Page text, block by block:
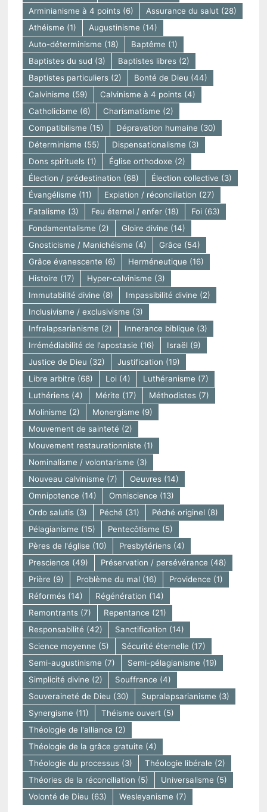
Arminianisme à 4 points(6) Assurance du salut (28)
Athéisme (1) Augustinisme (14)
Auto-déterminisme (18) Baptême (1)
Baptistes du sud (3) Baptistes libres(2)
Baptistes particuliers(2) Bonté de Dieu (44)
Calvinisme (59) Calvinisme à 4 points(4)
Catholicisme (6) Charismatisme (2)
Compatibilisme (15) Dépravation humaine (30)
Déterminisme (55) Dispensationalisme (3)
Dons spirituels(1) Église orthodoxe (2)
Élection / prédestination (68) Élection collective (3)
Évangélisme (11) Expiation / réconciliation (27)
Fatalisme (3) Feu éternel / enfer(18) Foi(63)
Fondamentalisme (2) Gloire divine (14)
Gnosticisme / Manichéisme (4) Grâce (54)
Grâce évanescente (6) Herméneutique (16)
Histoire (17) Hyper-calvinisme (3)
Immutabilité divine (8) Impassibilité divine (2)
Inclusivisme / exclusivisme (3)
Infralapsarianisme (2) Innerance biblique (3)
Irrémédiabilité de l'apostasie (16) Israël (9)
Justice de Dieu (32) Justification (19)
Libre arbitre (68) Loi(4) Luthéranisme (7)
Luthériens(4) Mérite (17) Méthodistes(7)
Molinisme (2) Monergisme (9)
Mouvement de sainteté (2)
Mouvement restaurationniste (1)
Nominalisme / volontarisme (3)
Nouveau calvinisme (7) Oeuvres(14)
Omnipotence (14) Omniscience (13)
Ordo salutis(3) Péché (31) Péché originel (8)
Pélagianisme (15) Pentecôtisme (5)
Pères de l'église (10) Presbytériens(4)
Prescience (49) Préservation / persévérance (48)
Prière (9) Problème du mal (16) Providence (1)
Réformés(14) Régénération (14)
Remontrants(7) Repentance (21)
Responsabilité (42) Sanctification (14)
Science moyenne (5) Sécurité éternelle (17)
Semi-augustinisme (7) Semi-pélagianisme (19)
Simplicité divine (2) Souffrance (4)
Souveraineté de Dieu (30) Supralapsarianisme (3)
Synergisme (11) Théisme ouvert (5)
Théologie de l'alliance (2)
Théologie de la grâce gratuite (4)
Théologie du processus(3) Théologie libérale (2)
Théories de la réconciliation (5) Universalisme (5)
Volonté de Dieu (63) Wesleyanisme (7)